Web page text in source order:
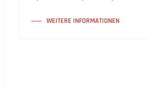
WEITERE INFORMATIONEN